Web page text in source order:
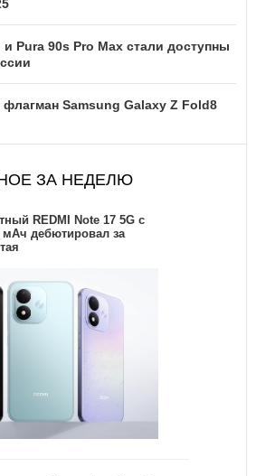
и Pura 90s Pro Max стали доступны
Samsung Galaxy Z Fold8
ЗА НЕДЕЛЮ
REDMI Note 17 5G с
мАч дебютировал за